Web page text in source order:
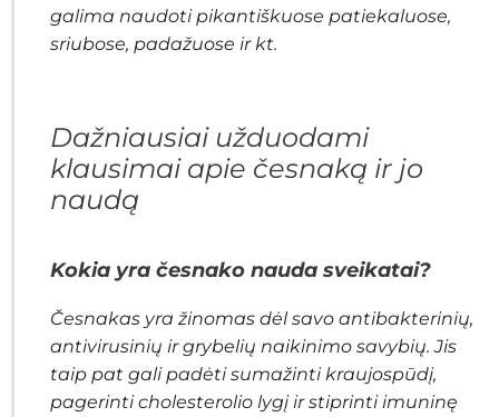
galima naudoti pikantiškuose patiekaluose,
sriubose, padažuose ir kt.
Dažniausiai užduodami
klausimai apie česnaką ir jo
naudą
Kokia yra česnako nauda sveikatai?
Česnakas yra žinomas dėl savo antibakterinių,
antivirusinių ir grybelių naikinimo savybių. Jis
taip pat gali padėti sumažinti kraujospūdį,
pagerinti cholesterolio lygį ir stiprinti imuninę